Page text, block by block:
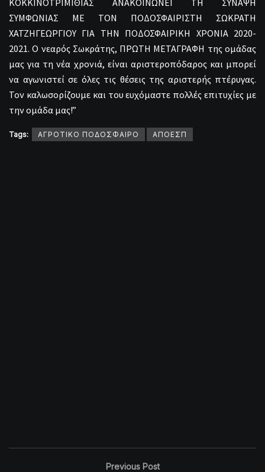
ΣYMΦΩNIAΣ ME TON ΠOΔOΣΦAIPIΣTH ΣΩΚΡΑΤΗ
ΧΑΤΖΗΓΕΩΡΓΙΟΥ ΓΙΑ ΤΗΝ ΠΟΔΟΣΦΑΙΡΙΚΗ ΧΡΟΝΙΑ 2020-
2021. Ο νεαρός Σωκράτης, ΠΡΩΤΗ ΜΕΤΑΓΡΑΦΗ της ομάδας
μας για τη νέα χρονιά, είναι αριστεροπόδαρος και μπορεί
να αγωνιστεί σε όλες τις θέσεις της αριστερής πτέρυγας.
Τον καλωσορίζουμε και του ευχόμαστε πολλές επιτυχίες με
την ομάδα μας!”
Tags: ΑΓΡΟΤΙΚΟ ΠΟΔΟΣΦΑΙΡΟ ΑΠΟΕΣΠ
Previous Post